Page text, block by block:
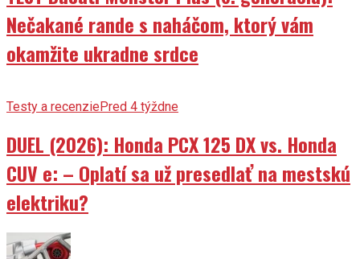
Nečakané rande s naháčom, ktorý vám
okamžite ukradne srdce
Testy a recenziePred 4 týždne
DUEL (2026): Honda PCX 125 DX vs. Honda
CUV e: – Oplatí sa už presedlať na mestskú
elektriku?